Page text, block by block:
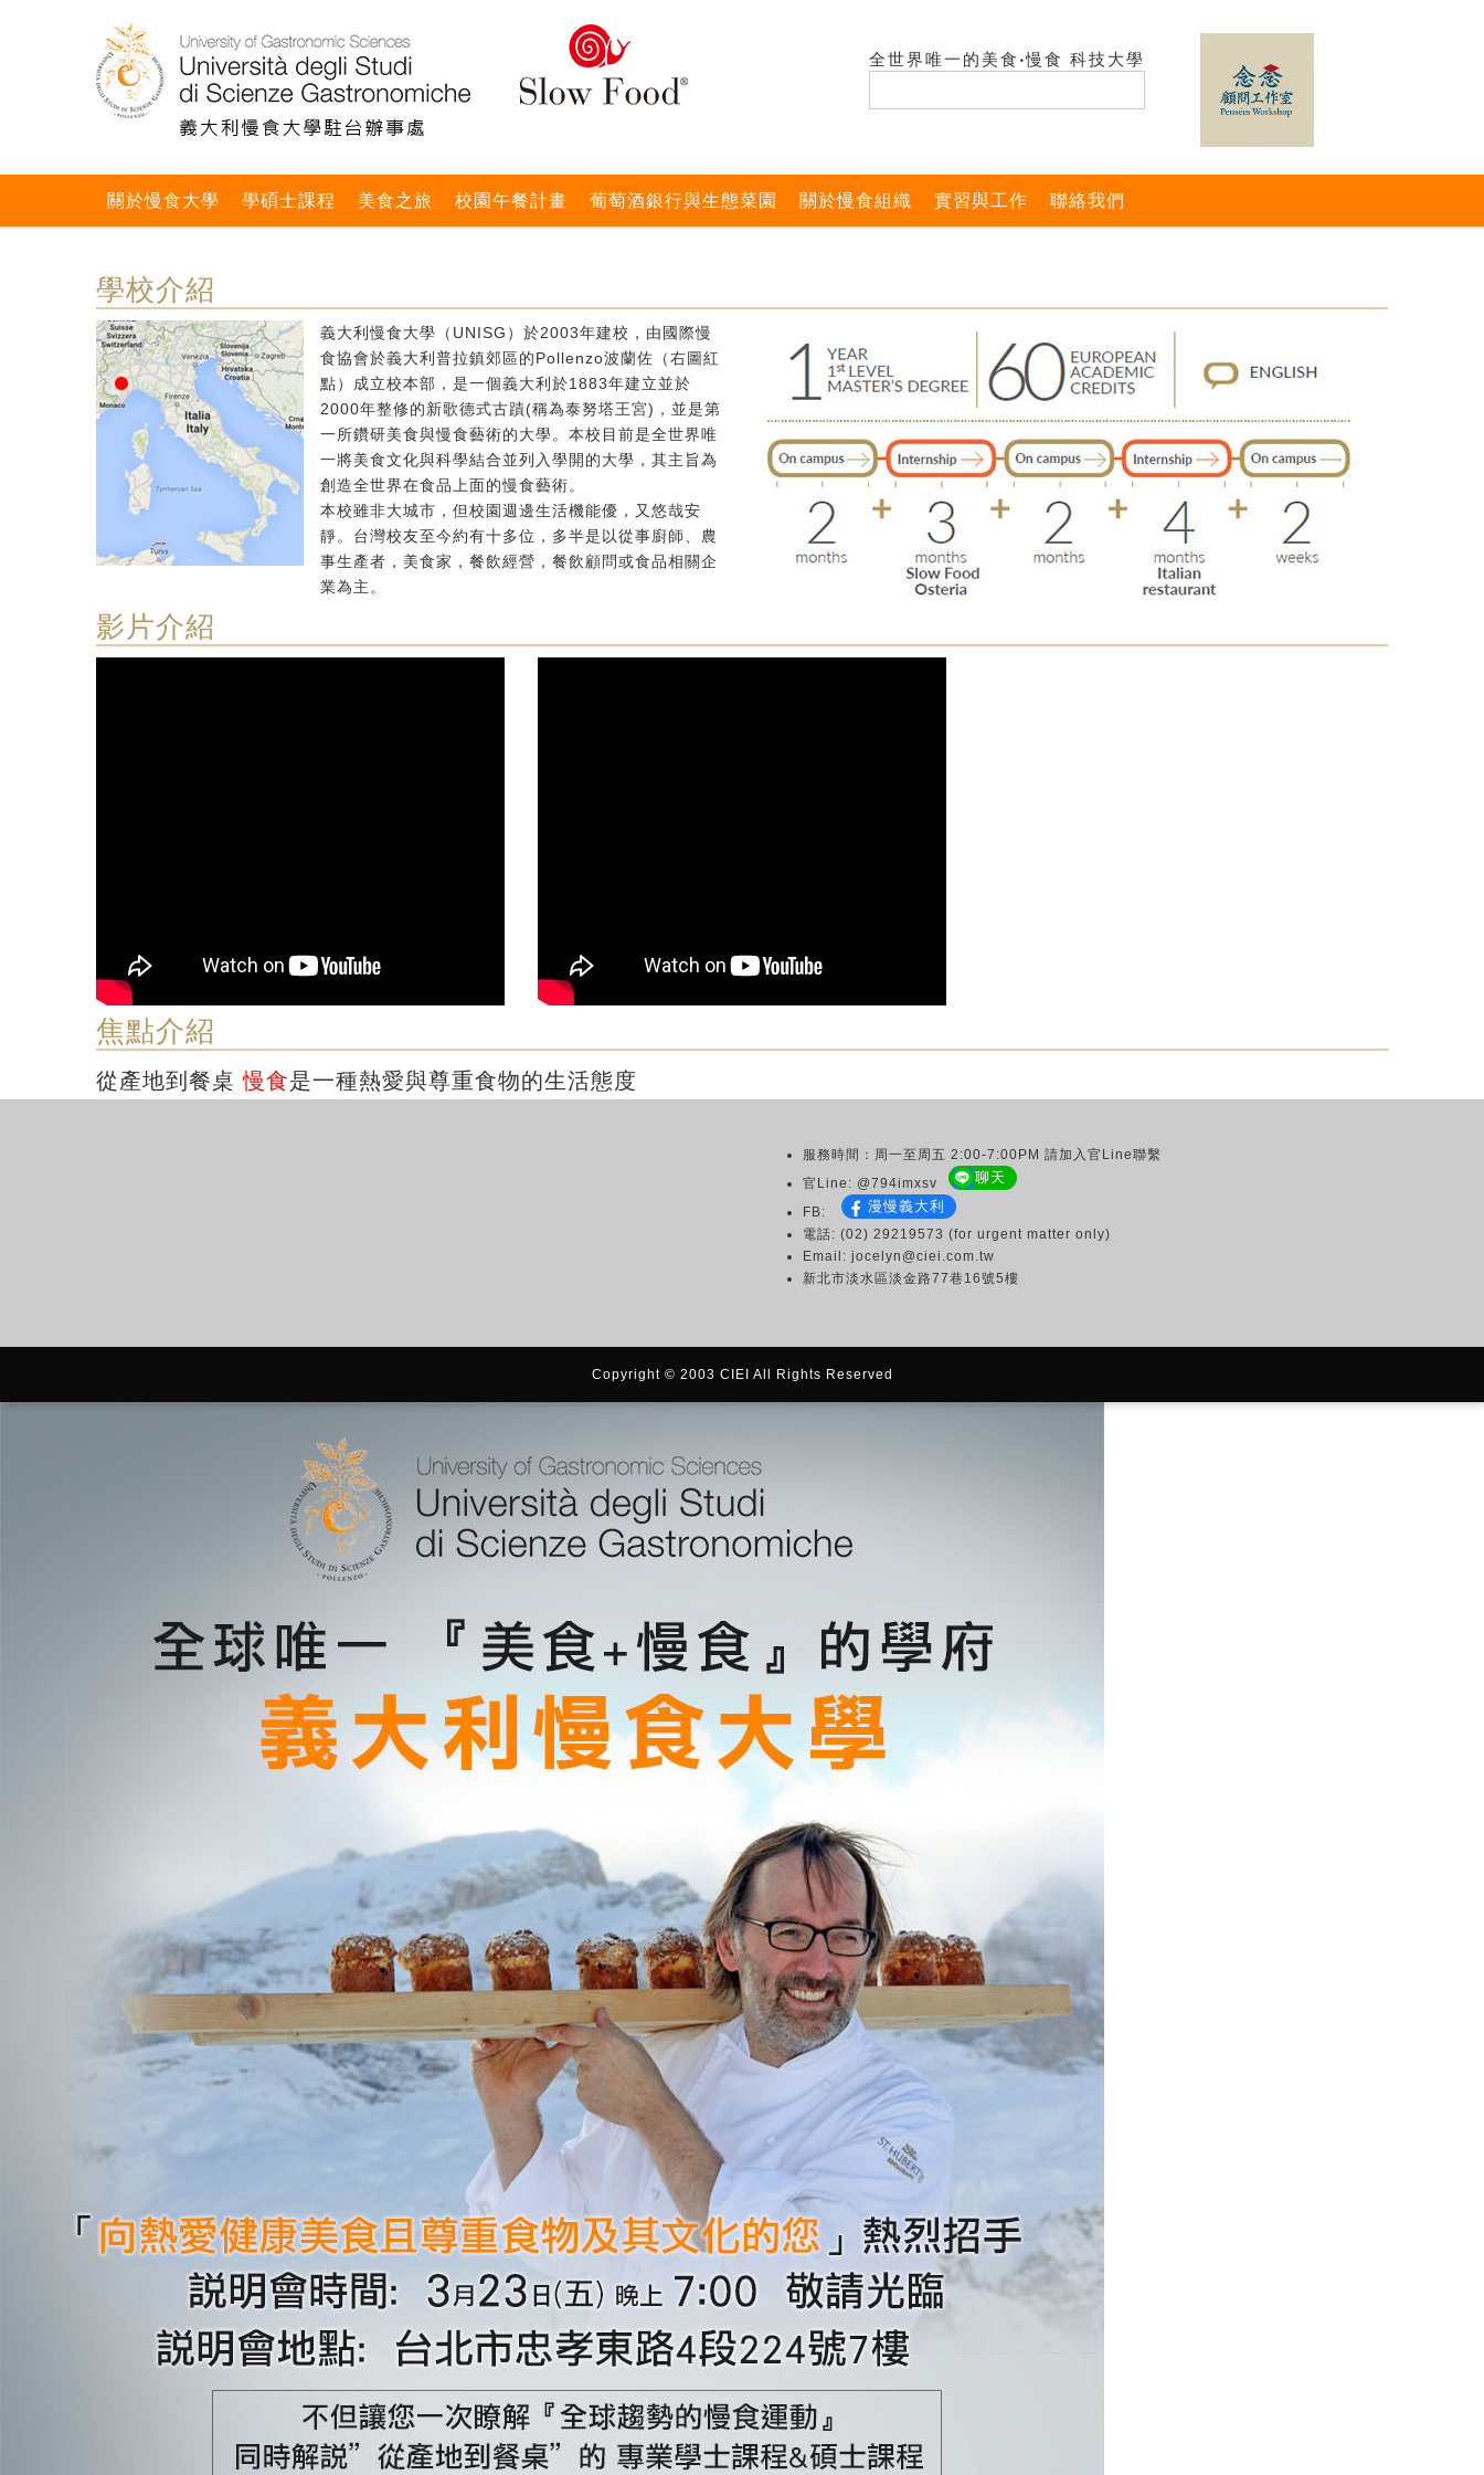
全世界唯一的美食‧慢食 科技大學
關於慢食大學 學碩士課程 美食之旅 校園午餐計畫 葡萄酒銀行與生態菜園 關於慢食組織 實習與工作 聯絡我們
學校介紹
義大利慢食大學（UNISG）於2003年建校，由國際慢
食協會於義大利普拉鎮郊區的Pollenzo波蘭佐（右圖紅
點）成立校本部，是一個義大利於1883年建立並於
2000年整修的新歌德式古蹟(稱為泰努塔王宮)，並是第
一所鑽研美食與慢食藝術的大學。本校目前是全世界唯
一將美食文化與科學結合並列入學開的大學，其主旨為
創造全世界在食品上面的慢食藝術。
本校雖非大城市，但校園週邊生活機能優，又悠哉安
靜。台灣校友至今約有十多位，多半是以從事廚師、農
事生產者，美食家，餐飲經營，餐飲顧問或食品相關企
業為主。
影片介紹
焦點介紹
從產地到餐桌慢食是一種熱愛與尊重食物的生活態度
服務時間：周一至周五 2:00-7:00PM 請加入官Line聯繫
官Line: @794imxsv
聊天
FB: 漫慢義大利
電話: (02) 29219573 (for urgent matter only)
Email: jocelyn@ciei.com.tw
新北市淡水區淡金路77巷16號5樓
Copyright © 2003 CIEI All Rights Reserved